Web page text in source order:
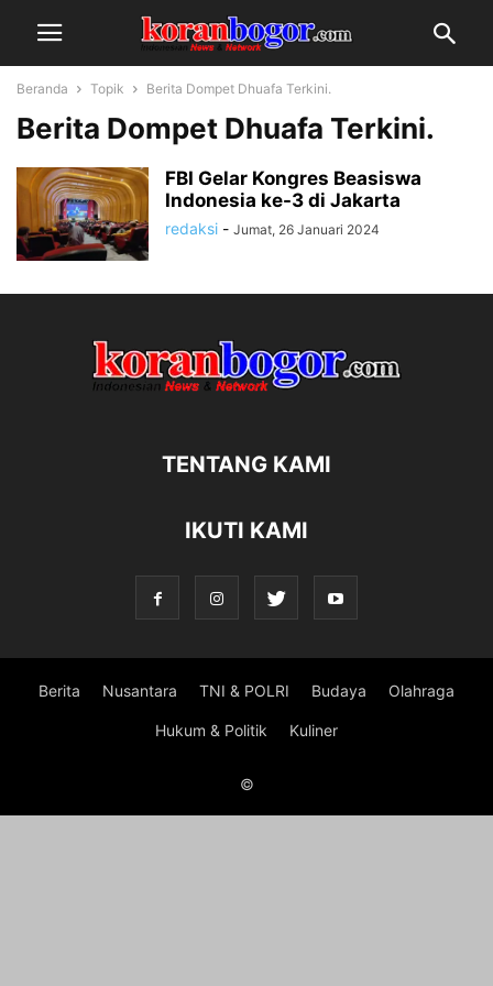
Beranda Topik Berita Dompet Dhuafa Terkini.
Berita Dompet Dhuafa Terkini.
FBI Gelar Kongres Beasiswa
Indonesia ke-3 di Jakarta
redaksi - Jumat, 26 Januari 2024
TENTANG KAMI
IKUTI KAMI
Berita Nusantara TNI & POLRI Budaya Olahraga
Hukum & Politik Kuliner
©